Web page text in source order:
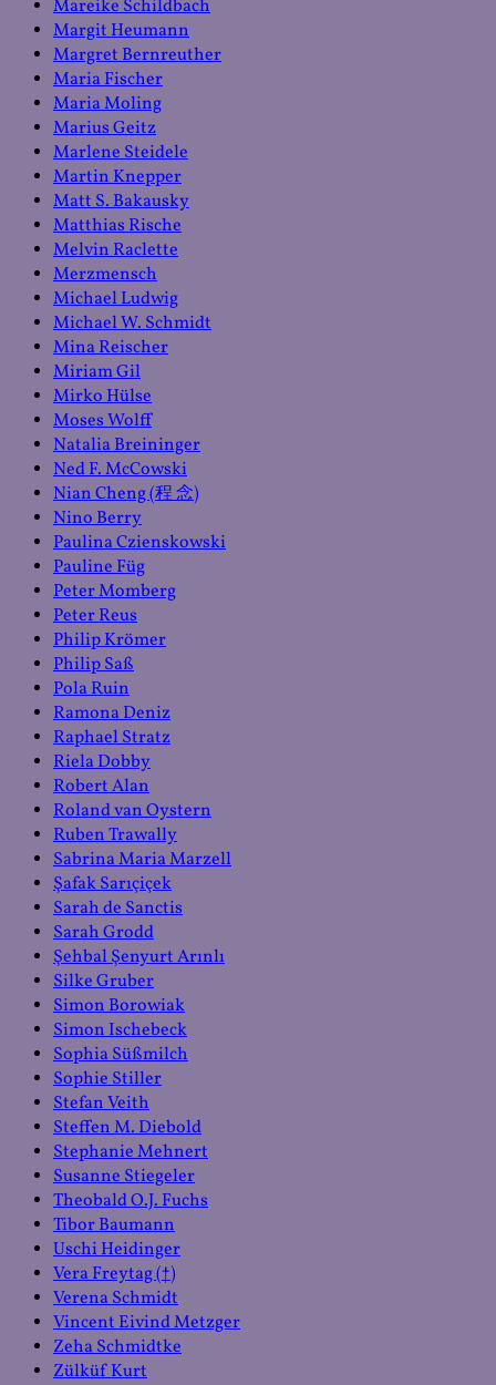
Mareike Schildbach
Margit Heumann
Margret Bernreuther
Maria Fischer
Maria Moling
Marius Geitz
Marlene Steidele
Martin Knepper
Matt S. Bakausky
Matthias Rische
Melvin Raclette
Merzmensch
Michael Ludwig
Michael W. Schmidt
Mina Reischer
Miriam Gil
Mirko Hülse
Moses Wolff
Natalia Breininger
Ned F. McCowski
Nian Cheng (程 念)
Nino Berry
Paulina Czienskowski
Pauline Füg
Peter Momberg
Peter Reus
Philip Krömer
Philip Saß
Pola Ruin
Ramona Deniz
Raphael Stratz
Riela Dobby
Robert Alan
Roland van Oystern
Ruben Trawally
Sabrina Maria Marzell
Şafak Sarıçiçek
Sarah de Sanctis
Sarah Grodd
Şehbal Şenyurt Arınlı
Silke Gruber
Simon Borowiak
Simon Ischebeck
Sophia Süßmilch
Sophie Stiller
Stefan Veith
Steffen M. Diebold
Stephanie Mehnert
Susanne Stiegeler
Theobald O.J. Fuchs
Tibor Baumann
Uschi Heidinger
Vera Freytag (†)
Verena Schmidt
Vincent Eivind Metzger
Zeha Schmidtke
Zülküf Kurt